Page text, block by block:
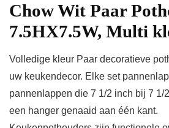
Chow Wit Paar
7.5HX7.5W, Multi
Volledige kleur Paar decoratieve
uw keukendecor. Elke set
pannenlappen die 7 1/2 inch bij 7 1/
een hanger genaaid aan één kant.